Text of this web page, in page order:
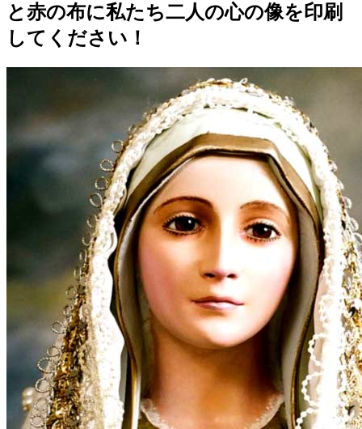
と赤の布に私たち二人の心の像を印刷
してください！